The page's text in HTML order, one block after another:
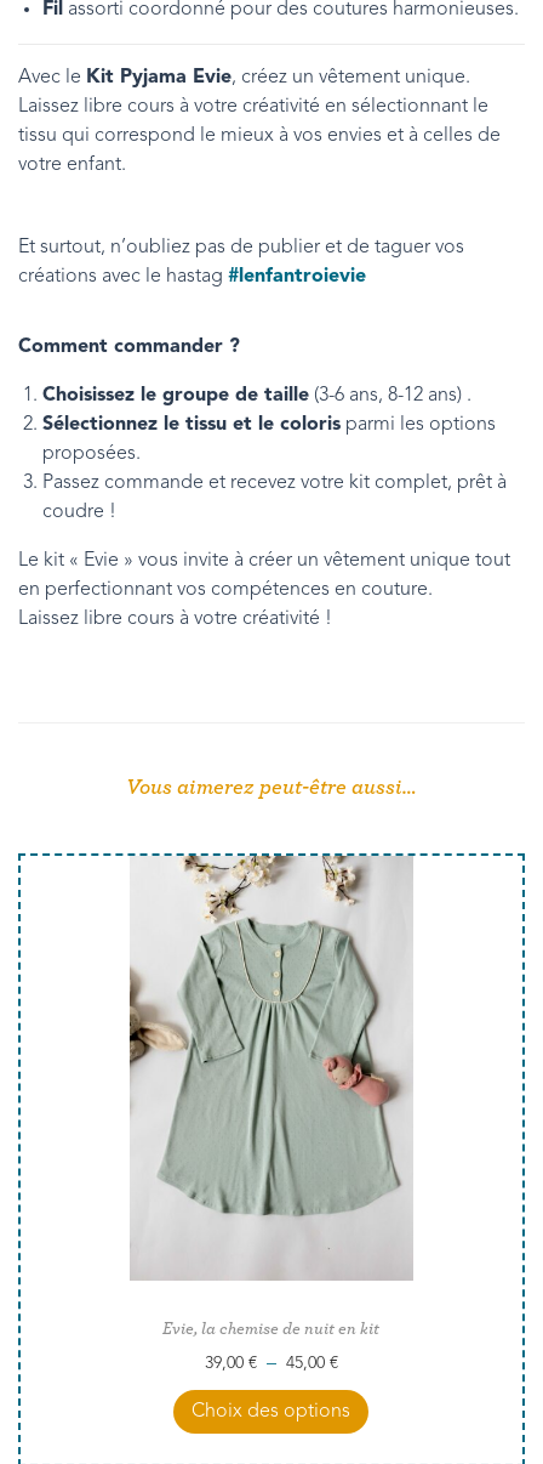
Fil assorti coordonné pour des coutures harmonieuses.
Avec le Kit Pyjama Evie, créez un vêtement unique.
Laissez libre cours à votre créativité en sélectionnant le
tissu qui correspond le mieux à vos envies et à celles de
votre enfant.
Et surtout, n’oubliez pas de publier et de taguer vos
créations avec le hastag #lenfantroievie
Comment commander ?
Choisissez le groupe de taille (3-6 ans, 8-12 ans) .
Sélectionnez le tissu et le coloris parmi les options
proposées.
Passez commande et recevez votre kit complet, prêt à
coudre !
Le kit « Evie » vous invite à créer un vêtement unique tout
en perfectionnant vos compétences en couture.
Laissez libre cours à votre créativité !
Vous aimerez peut-être aussi…
Evie, la chemise de nuit en kit
39,00 € – 45,00 €
Choix des options